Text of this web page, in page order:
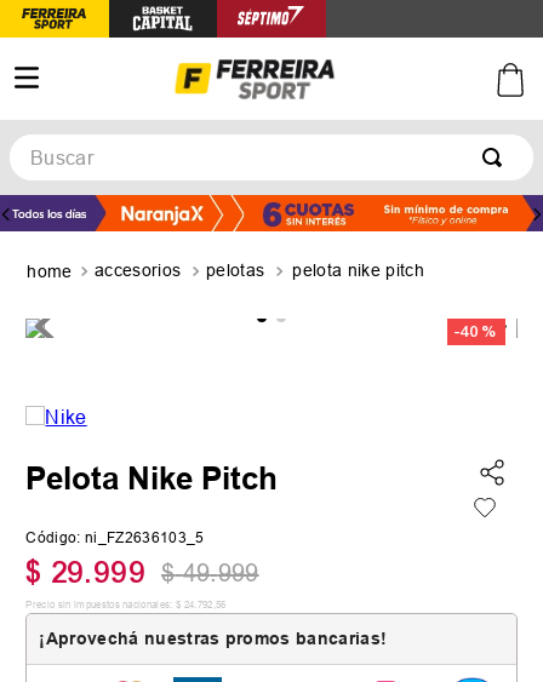
Buscar
TÉRMINOS MÁS BUSCADOS
3.
5. zapatillas adidas
accesorios pelotas pelota nike pitch
-40 %
Pelota Nike Pitch
Código: ni_FZ2636103_5
$ 29.999 $ 49.999
Precio sin impuestos nacionales: $ 24 792 56
¡Aprovechá nuestras promos bancarias!